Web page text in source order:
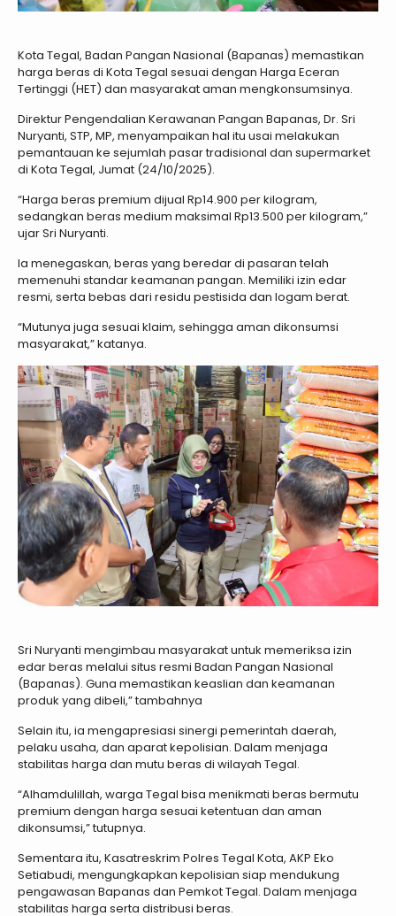
Kota Tegal, Badan Pangan Nasional (Bapanas) memastikan
harga beras di Kota Tegal sesuai dengan Harga Eceran
Tertinggi (HET) dan masyarakat aman mengkonsumsinya.
Direktur Pengendalian Kerawanan Pangan Bapanas, Dr. Sri
Nuryanti, STP, MP, menyampaikan hal itu usai melakukan
pemantauan ke sejumlah pasar tradisional dan supermarket
di Kota Tegal, Jumat (24/10/2025).
“Harga beras premium dijual Rp14.900 per kilogram,
sedangkan beras medium maksimal Rp13.500 per kilogram,”
ujar Sri Nuryanti.
Ia menegaskan, beras yang beredar di pasaran telah
memenuhi standar keamanan pangan. Memiliki izin edar
resmi, serta bebas dari residu pestisida dan logam berat.
“Mutunya juga sesuai klaim, sehingga aman dikonsumsi
masyarakat,” katanya.
Sri Nuryanti mengimbau masyarakat untuk memeriksa izin
edar beras melalui situs resmi Badan Pangan Nasional
(Bapanas). Guna memastikan keaslian dan keamanan
produk yang dibeli,” tambahnya
Selain itu, ia mengapresiasi sinergi pemerintah daerah,
pelaku usaha, dan aparat kepolisian. Dalam menjaga
stabilitas harga dan mutu beras di wilayah Tegal.
“Alhamdulillah, warga Tegal bisa menikmati beras bermutu
premium dengan harga sesuai ketentuan dan aman
dikonsumsi,” tutupnya.
Sementara itu, Kasatreskrim Polres Tegal Kota, AKP Eko
Setiabudi, mengungkapkan kepolisian siap mendukung
pengawasan Bapanas dan Pemkot Tegal. Dalam menjaga
stabilitas harga serta distribusi beras.